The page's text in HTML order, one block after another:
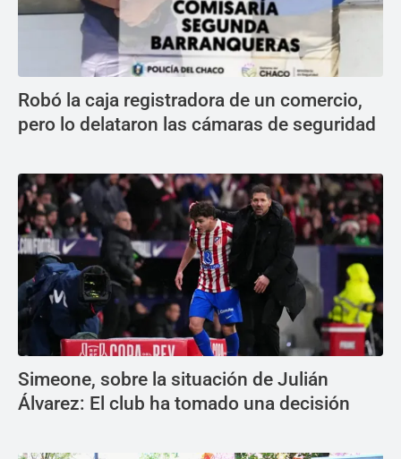
Robó la caja registradora de un comercio,
pero lo delataron las cámaras de seguridad
Simeone, sobre la situación de Julián
Álvarez: El club ha tomado una decisión